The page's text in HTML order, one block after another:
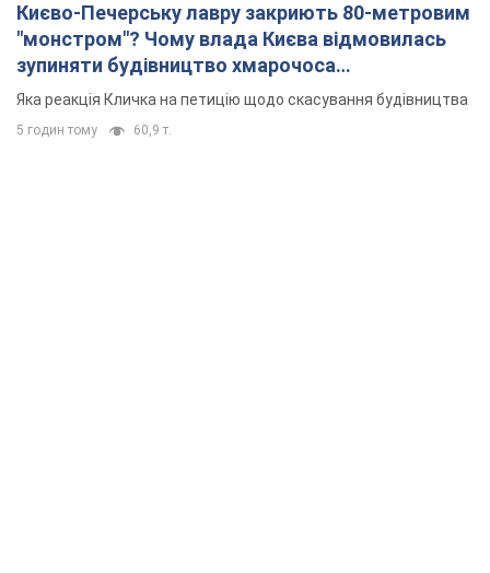
Києво-Печерську лавру закриють 80-метровим
"монстром"? Чому влада Києва відмовилась
зупиняти будівництво хмарочоса
"московського вірянина"
Яка реакція Кличка на петицію щодо скасування будівництва
5 годин тому 60,9 т.